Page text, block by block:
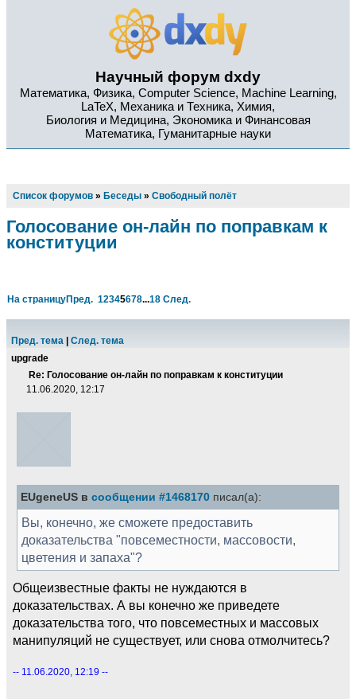
Научный форум dxdy
Математика, Физика, Computer Science, Machine Learning,
LaTeX, Механика и Техника, Химия,
Биология и Медицина, Экономика и Финансовая
Математика, Гуманитарные науки
Список форумов » Беседы » Свободный полёт
Голосование он-лайн по поправкам к
конституции
На страницуПред. 12345678...18 След.
Пред. тема
След. тема
upgrade
Re: Голосование он-лайн по поправкам к конституции
11.06.2020, 12:17
EUgeneUS в сообщении #1468170 писал(а):
Вы, конечно, же сможете предоставить
доказательства "повсеместности, массовости,
цветения и запаха"?
Общеизвестные факты не нуждаются в
доказательствах. А вы конечно же приведете
доказательства того, что повсеместных и массовых
манипуляций не существует, или снова отмолчитесь?
-- 11.06.2020, 12:19 --